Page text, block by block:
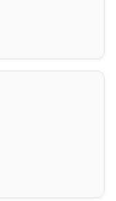
sind und
– modern,